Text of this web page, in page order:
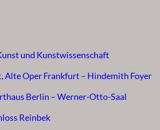
und Kunstwissenschaft
Oper Frankfurt – Hindemith Foyer
Berlin – Werner-Otto-Saal
Reinbek